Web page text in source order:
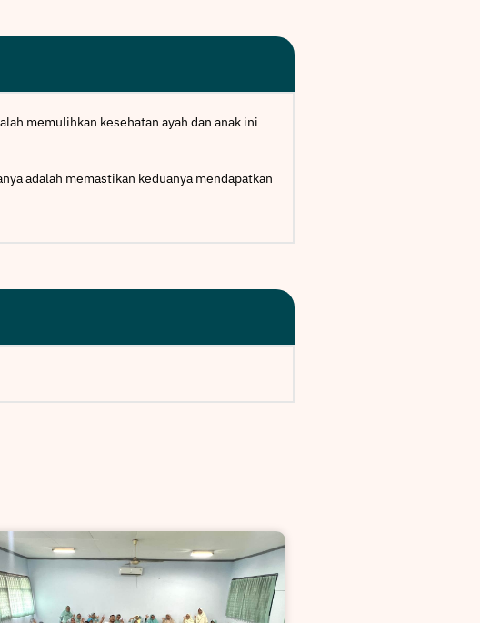
memulihkan kesehatan ayah dan anak ini
adalah memastikan keduanya mendapatkan